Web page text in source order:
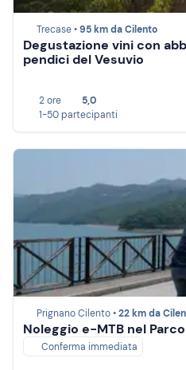
Trecase •95 km da Cilento
Degustazione vini con
pendici del Vesuvio
2 ore
5,0
1-50 partecipanti
Prignano Cilento •22 km da
Noleggio e-MTB nel
Conferma immediata